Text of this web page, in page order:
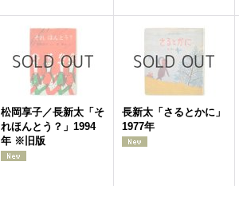
松岡享子／長新太「そ
れほんとう？」1994
年 ※旧版
長新太「さるとかに」
1977年